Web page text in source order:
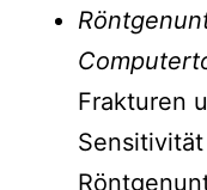
Frakturen